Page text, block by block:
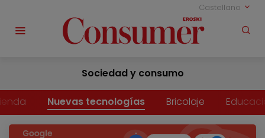
Castellano
Sociedad y consumo
Nuevas tecnologías Bricolaje